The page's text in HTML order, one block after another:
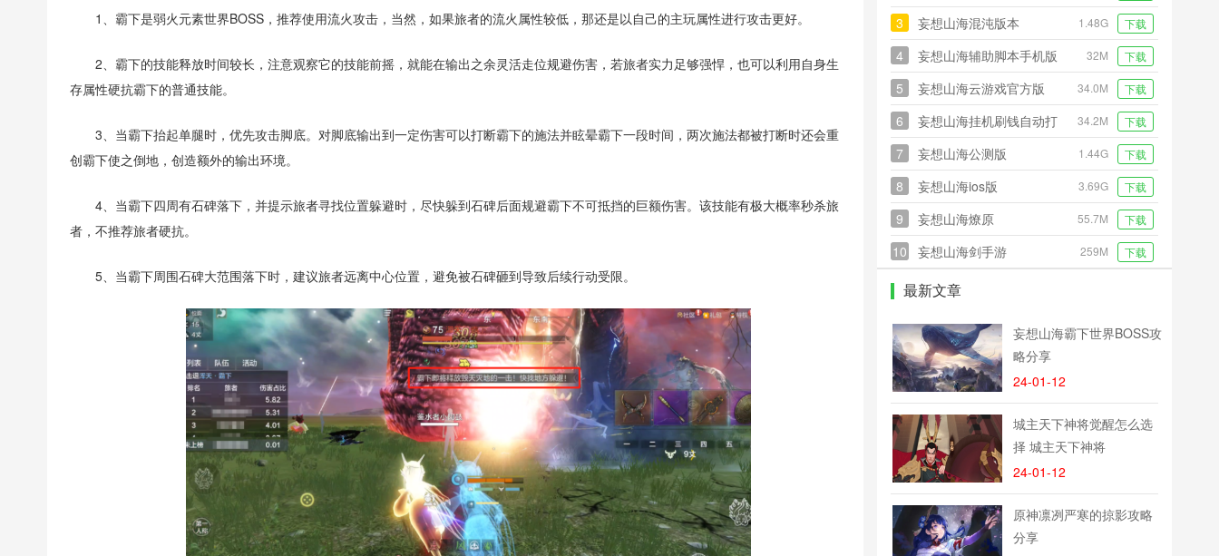
1、霸下是弱火元素世界BOSS，推荐使用流火攻击，当然，如果旅者的流火属性较低，那还是以自己的主玩属性进行攻击更好。
2、霸下的技能释放时间较长，注意观察它的技能前摇，就能在输出之余灵活走位规避伤害，若旅者实力足够强悍，也可以利用自身生
存属性硬抗霸下的普通技能。
3、当霸下抬起单腿时，优先攻击脚底。对脚底输出到一定伤害可以打断霸下的施法并眩晕霸下一段时间，两次施法都被打断时还会重
创霸下使之倒地，创造额外的输出环境。
4、当霸下四周有石碑落下，并提示旅者寻找位置躲避时，尽快躲到石碑后面规避霸下不可抵挡的巨额伤害。该技能有极大概率秒杀旅
者，不推荐旅者硬抗。
5、当霸下周围石碑大范围落下时，建议旅者远离中心位置，避免被石碑砸到导致后续行动受限。
3 妄想山海混沌版本 1.48G 下载
4 妄想山海辅助脚本手机版 32M 下载
5 妄想山海云游戏官方版 34.0M 下载
6
妄想山海挂机刷钱自动打
怪脚本
34.2M 下载
7 妄想山海公测版 1.44G 下载
8 妄想山海ios版 3.69G 下载
9 妄想山海燎原 55.7M 下载
10 妄想山海剑手游 259M 下载
最新文章
妄想山海霸下世界BOSS攻
略分享
24-01-12
城主天下神将觉醒怎么选
择 城主天下神将
24-01-12
原神凛冽严寒的掠影攻略
分享